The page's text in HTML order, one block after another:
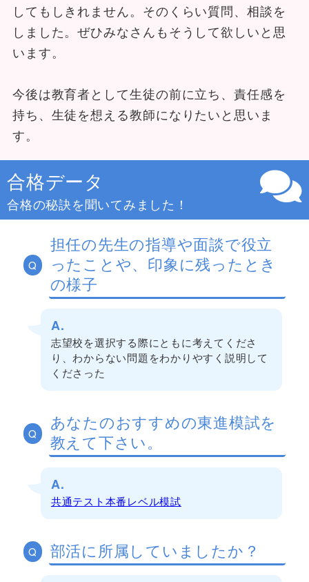
してもしきれません。そのくらい質問、相談を
しました。ぜひみなさんもそうして欲しいと思
います。
今後は教育者として生徒の前に立ち、責任感を
持ち、生徒を想える教師になりたいと思いま
す。
合格データ
合格の秘訣を聞いてみました！
Q
担任の先生の指導や面談で役立
ったことや、印象に残ったとき
の様子
A.
志望校を選択する際にともに考えてくださ
り、わからない問題をわかりやすく説明して
くださった
Q
あなたのおすすめの東進模試を
教えて下さい。
A.
共通テスト本番レベル模試
Q 部活に所属していましたか？